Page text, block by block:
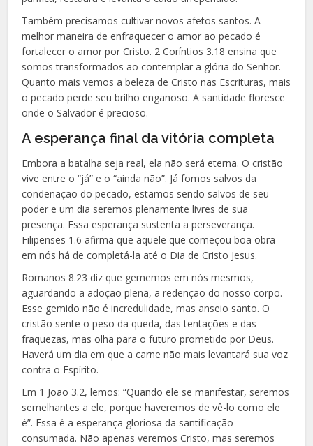
Também precisamos cultivar novos afetos santos. A
melhor maneira de enfraquecer o amor ao pecado é
fortalecer o amor por Cristo. 2 Coríntios 3.18 ensina que
somos transformados ao contemplar a glória do Senhor.
Quanto mais vemos a beleza de Cristo nas Escrituras, mais
o pecado perde seu brilho enganoso. A santidade floresce
onde o Salvador é precioso.
A esperança final da vitória completa
Embora a batalha seja real, ela não será eterna. O cristão
vive entre o “já” e o “ainda não”. Já fomos salvos da
condenação do pecado, estamos sendo salvos de seu
poder e um dia seremos plenamente livres de sua
presença. Essa esperança sustenta a perseverança.
Filipenses 1.6 afirma que aquele que começou boa obra
em nós há de completá-la até o Dia de Cristo Jesus.
Romanos 8.23 diz que gememos em nós mesmos,
aguardando a adoção plena, a redenção do nosso corpo.
Esse gemido não é incredulidade, mas anseio santo. O
cristão sente o peso da queda, das tentações e das
fraquezas, mas olha para o futuro prometido por Deus.
Haverá um dia em que a carne não mais levantará sua voz
contra o Espírito.
Em 1 João 3.2, lemos: “Quando ele se manifestar, seremos
semelhantes a ele, porque haveremos de vê-lo como ele
é”. Essa é a esperança gloriosa da santificação
consumada. Não apenas veremos Cristo, mas seremos